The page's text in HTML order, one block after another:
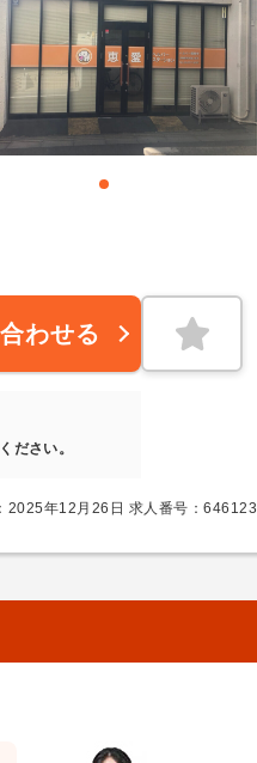
わせる
ださい。
2025年12月26日 求人番号：646123